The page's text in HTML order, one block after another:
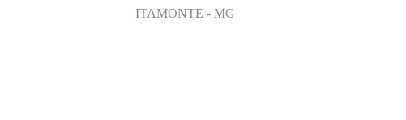
ITAMONTE - MG